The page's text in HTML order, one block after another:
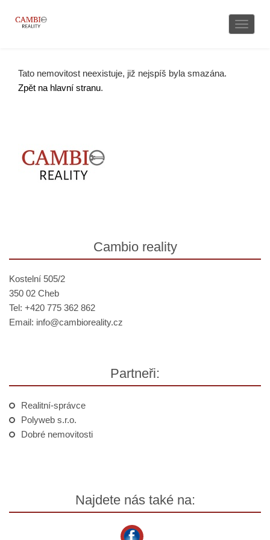
Tato nemovitost neexistuje, již nejspíš byla smazána.
Zpět na hlavní stranu.
Cambio reality
Kostelní 505/2
350 02 Cheb
Tel: +420 775 362 862
Email: info@cambioreality.cz
Partneři:
Realitní-správce
Polyweb s.r.o.
Dobré nemovitosti
Najdete nás také na: